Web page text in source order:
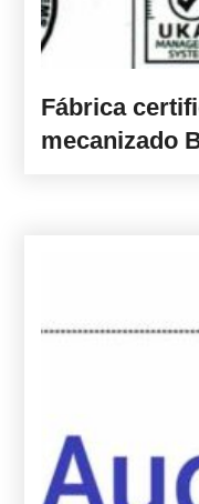
Fábrica
mecanizado